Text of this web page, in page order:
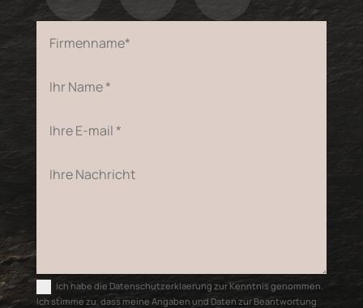
Ich habe die Datenschutzerklaerung zur Kenntnis genommen.
Ich stimme zu, dass meine Angaben und Daten zur Beantwortung